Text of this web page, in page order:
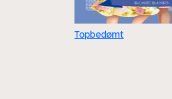
Topbedømt